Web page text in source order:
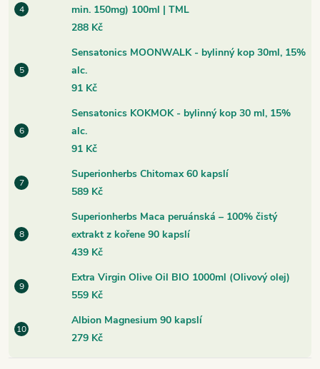
min. 150mg) 100ml | TML
288 Kč
Sensatonics MOONWALK - bylinný kop 30ml, 15%
alc.
91 Kč
Sensatonics KOKMOK - bylinný kop 30 ml, 15%
alc.
91 Kč
Superionherbs Chitomax 60 kapslí
589 Kč
Superionherbs Maca peruánská – 100% čistý
extrakt z kořene 90 kapslí
439 Kč
Extra Virgin Olive Oil BIO 1000ml (Olivový olej)
559 Kč
Albion Magnesium 90 kapslí
279 Kč